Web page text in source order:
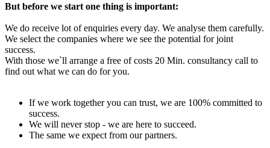
But before we start one thing is important:
We do receive lot of enquiries every day. We analyse them carefully.
We select the companies where we see the potential for joint
success.
With those we`ll arrange a free of costs 20 Min. consultancy call to
find out what we can do for you.
If we work together you can trust, we are 100% committed to
success.
We will never stop - we are here to succeed.
The same we expect from our partners.